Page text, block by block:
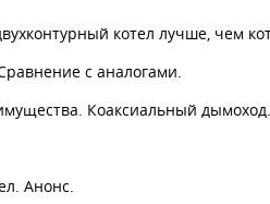
котел лучше, чем
с аналогами.
Коаксиальный дымоход.
Анонс.